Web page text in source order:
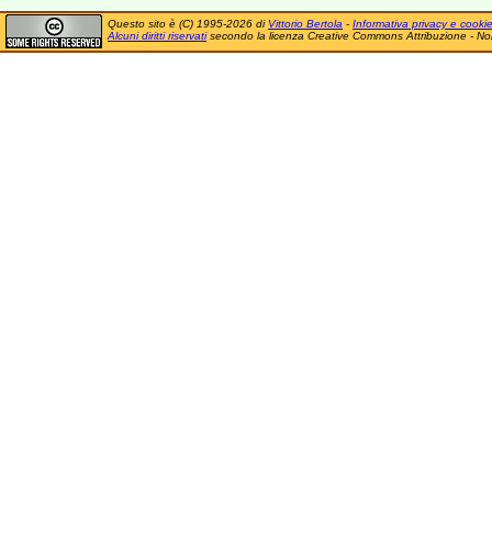
Questo sito è (C) 1995-2026 di Vittorio Bertola - Informativa privacy e cookie
Alcuni diritti riservatisecondo la licenza Creative Commons Attribuzione -